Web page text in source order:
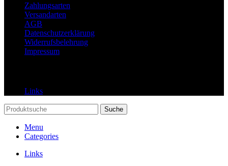
Zahlungsarten
Versandarten
AGB
Datenschutzerklärung
Widerrufsbelehrung
Impressum
Links
Suche
Menu
Categories
Links